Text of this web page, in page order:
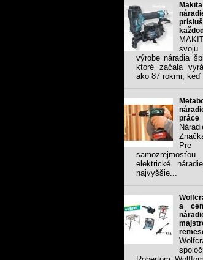
výrobe náradia
ktoré začala
ako 87 rokmi, keď
práce
Pre
elektrické
najvyššie...
a